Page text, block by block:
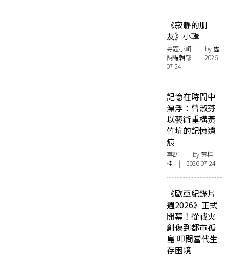
《寂靜的朋
友》小輯
專題小輯 | by 虛
詞編輯部 | 2026-
07-24
記憶在時間中
漂浮：曾淑芬
以藝術重構黃
竹坑的記憶遺
痕
專訪 | by 黃桂
桂 | 2026-07-24
《歐亞紀錄片
週2026》正式
開幕！從戰火
創傷到都市孤
島 叩問當代生
存困境